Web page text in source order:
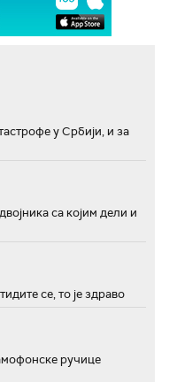
у Србији, и за
са којим дели и
се, то је здраво
ручице